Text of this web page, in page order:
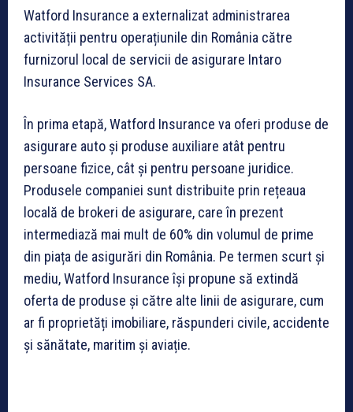
Watford Insurance a externalizat administrarea
activității pentru operațiunile din România către
furnizorul local de servicii de asigurare Intaro
Insurance Services SA.
În prima etapă, Watford Insurance va oferi produse de
asigurare auto și produse auxiliare atât pentru
persoane fizice, cât și pentru persoane juridice.
Produsele companiei sunt distribuite prin rețeaua
locală de brokeri de asigurare, care în prezent
intermediază mai mult de 60% din volumul de prime
din piața de asigurări din România. Pe termen scurt și
mediu, Watford Insurance își propune să extindă
oferta de produse și către alte linii de asigurare, cum
ar fi proprietăți imobiliare, răspunderi civile, accidente
și sănătate, maritim și aviație.